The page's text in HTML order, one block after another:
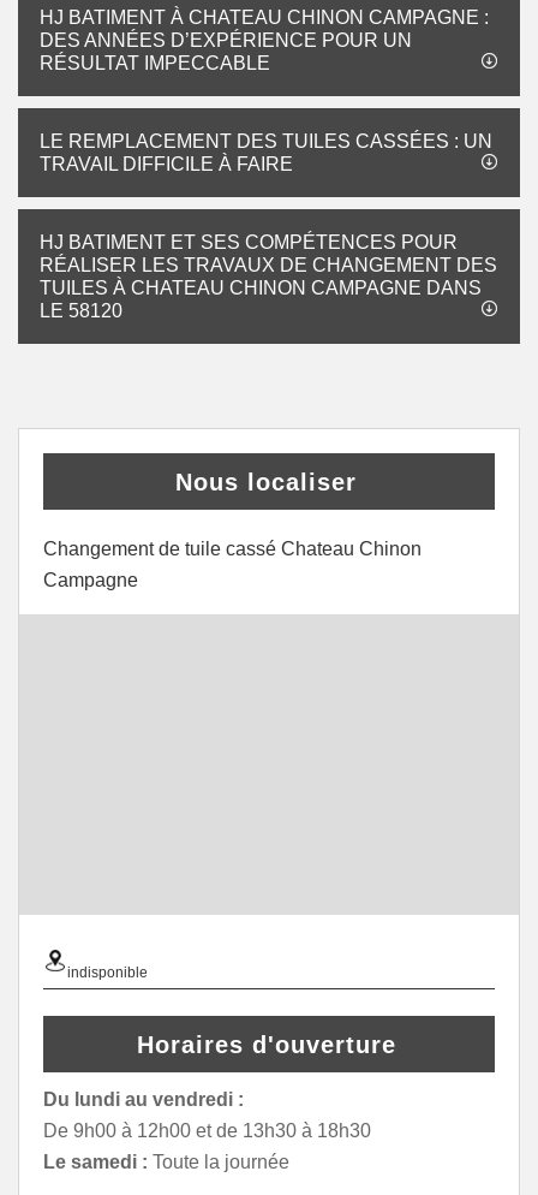
HJ BATIMENT À CHATEAU CHINON CAMPAGNE :
DES ANNÉES D’EXPÉRIENCE POUR UN
RÉSULTAT IMPECCABLE
LE REMPLACEMENT DES TUILES CASSÉES : UN
TRAVAIL DIFFICILE À FAIRE
HJ BATIMENT ET SES COMPÉTENCES POUR
RÉALISER LES TRAVAUX DE CHANGEMENT DES
TUILES À CHATEAU CHINON CAMPAGNE DANS
LE 58120
Nous localiser
Changement de tuile cassé Chateau Chinon
Campagne
indisponible
Horaires d'ouverture
Du lundi au vendredi :
De 9h00 à 12h00 et de 13h30 à 18h30
Le samedi : Toute la journée